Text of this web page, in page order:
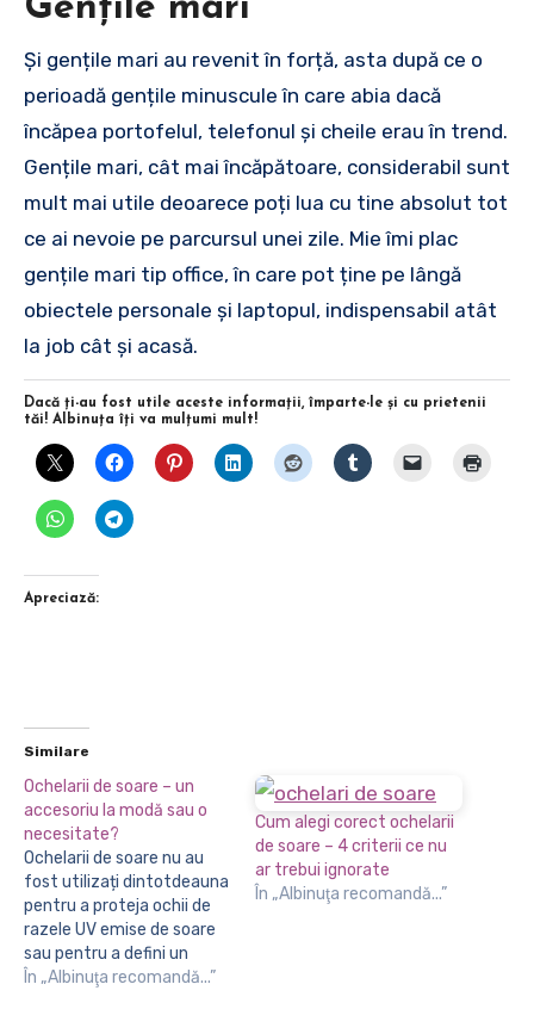
Gențile mari
Și gențile mari au revenit în forță, asta după ce o
perioadă gențile minuscule în care abia dacă
încăpea portofelul, telefonul și cheile erau în trend.
Gențile mari, cât mai încăpătoare, considerabil sunt
mult mai utile deoarece poți lua cu tine absolut tot
ce ai nevoie pe parcursul unei zile. Mie îmi plac
gențile mari tip office, în care pot ține pe lângă
obiectele personale și laptopul, indispensabil atât
la job cât și acasă.
Dacă ţi-au fost utile aceste informaţii, împarte-le şi cu prietenii
tăi! Albinuţa îţi va mulţumi mult!
Apreciază:
Similare
Ochelarii de soare – un
accesoriu la modă sau o
necesitate?
Ochelarii de soare nu au
fost utilizați dintotdeauna
pentru a proteja ochii de
razele UV emise de soare
sau pentru a defini un
anumit stil. Primele lentile
În „Albinuţa recomandă...”
Cum alegi corect ochelarii
de soare – 4 criterii ce nu
ar trebui ignorate
În „Albinuţa recomandă...”